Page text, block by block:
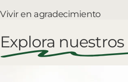
Vivir en agradecimiento
Explora